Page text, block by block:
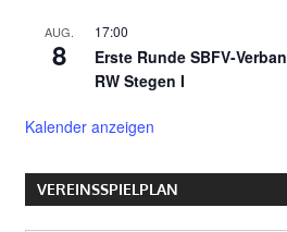
AUG.
8
17:00
Erste Runde SBFV-
RW Stegen I
Kalender anzeigen
VEREINSSPIELPLAN